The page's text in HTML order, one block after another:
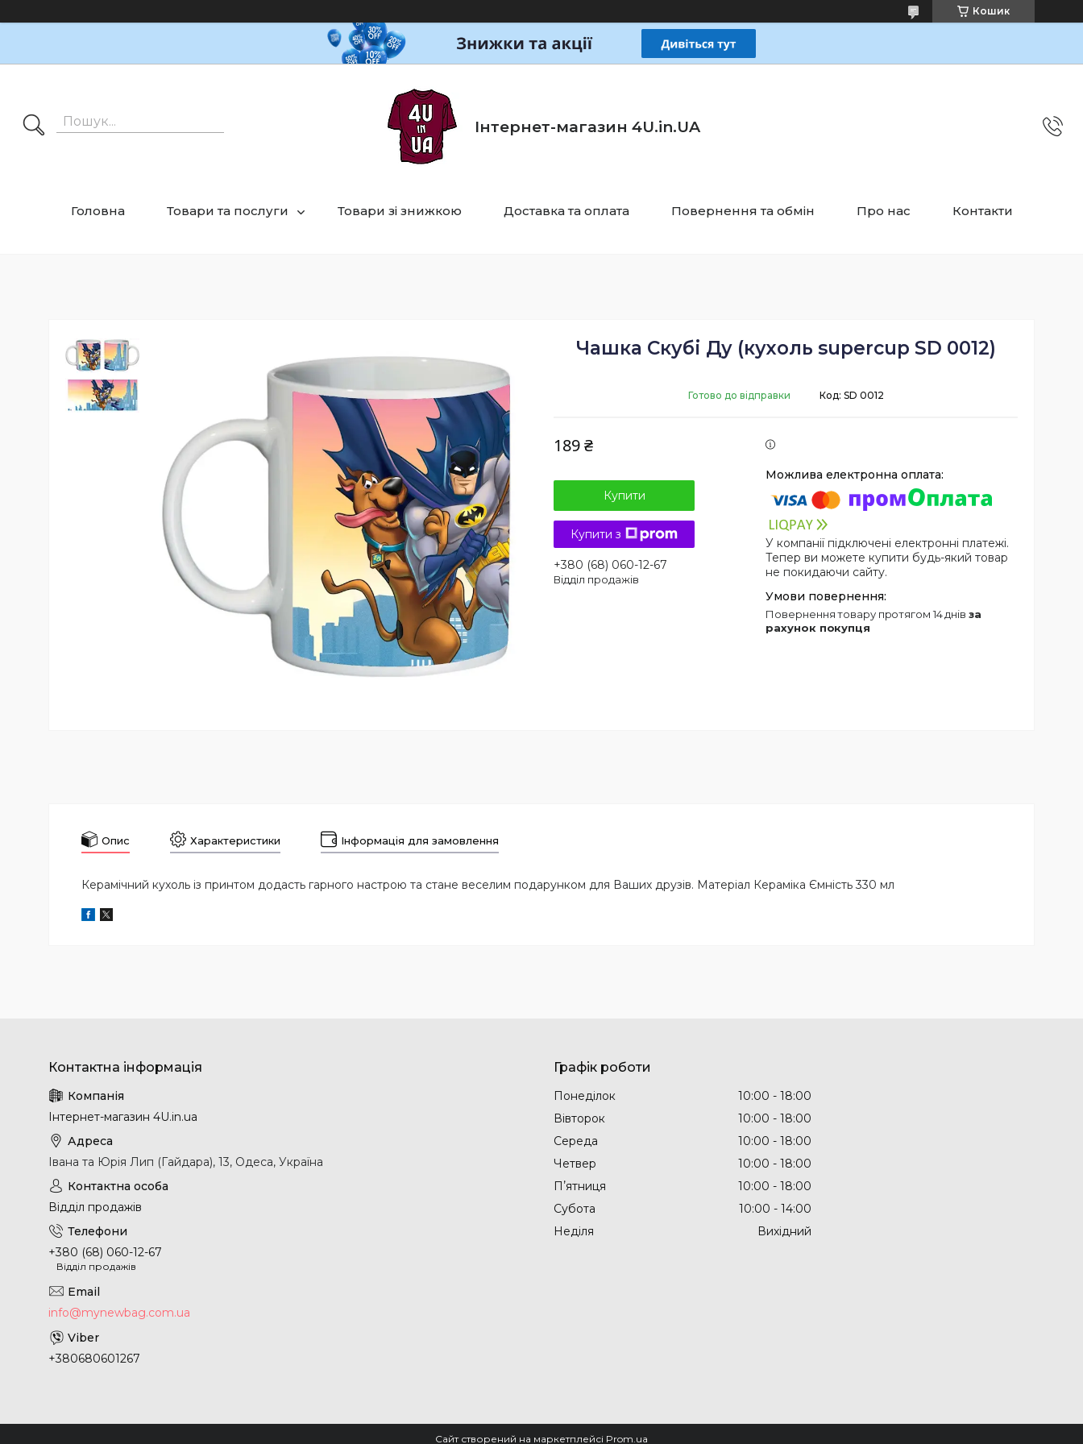
Кошик
Інтернет-магазин 4U.in.UA
Головна Товари та послуги Товари зі знижкою Доставка та оплата Повернення та обмін Про нас Контакти
Чашка Скубі Ду (кухоль supercup SD 0012)
Готово до відправки Код: SD 0012
189 ₴
Купити
Купити з
+380 (68) 060-12-67
Відділ продажів
У компанії підключені електронні платежі.
Тепер ви можете купити будь-який товар
не покидаючи сайту.
повернення товару протягом 14 днів за
рахунок покупця
Опис Характеристики Інформація для замовлення
Керамічний кухоль із принтом додасть гарного настрою та стане веселим подарунком для Ваших друзів. Матеріал Кераміка Ємність 330 мл
Інтернет-магазин 4U.in.ua
Івана та Юрія Лип (Гайдара), 13, Одеса, Україна
Відділ продажів
+380 (68) 060-12-67
Відділ продажів
info@mynewbag.com.ua
+380680601267
Графік роботи
Понеділок 10:00
18:00
Вівторок
10:00
18:00
Середа
10:00
18:00
Четвер
10:00
18:00
Пʼятниця
10:00
18:00
Субота
10:00
14:00
Неділя
Вихідний
Сайт створений на маркетплейсі Prom.ua